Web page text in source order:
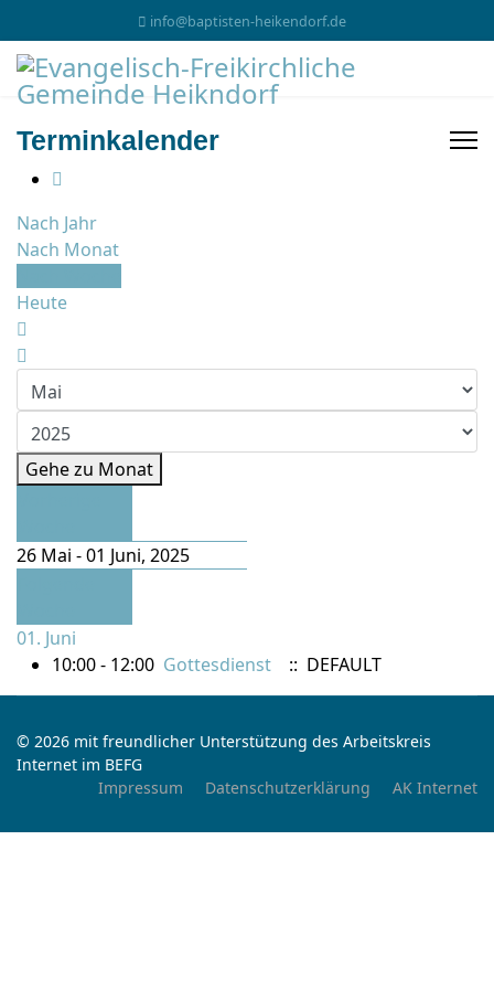
info@baptisten-heikendorf.de
Terminkalender
Nach Jahr
Nach Monat
Heute
Gehe zu Monat
26 Mai - 01 Juni, 2025
01. Juni
10:00 - 12:00 Gottesdienst :: DEFAULT
© 2026 mit freundlicher Unterstützung des Arbeitskreis
Internet im BEFG
Impressum
Datenschutzerklärung AK Internet